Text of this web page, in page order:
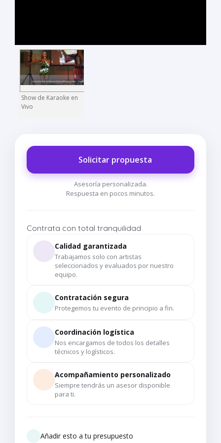
Show de Karaoke en
Vivo
Solicitar propuesta
Asesoría personalizada.
Respuesta en pocos minutos.
Contrata con total tranquilidad
Calidad garantizada
Trabajamos solo con artistas
seleccionados y evaluados por nuestro
equipo.
Contratación segura
Protegemos tu evento de principio a fin.
Coordinación logística
Nos encargamos de todos los detalles
técnicos y logísticos.
Acompañamiento personalizado
Siempre tendrás un asesor disponible
para ti.
Añadir esto a tu presupuesto